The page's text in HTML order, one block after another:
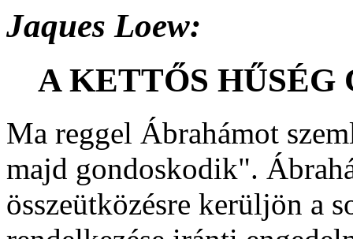
Jaques Loew:
A KETTŐS HŰSÉG
Ma reggel Ábrahámot
majd gondoskodik".
összeütközésre kerüljön a